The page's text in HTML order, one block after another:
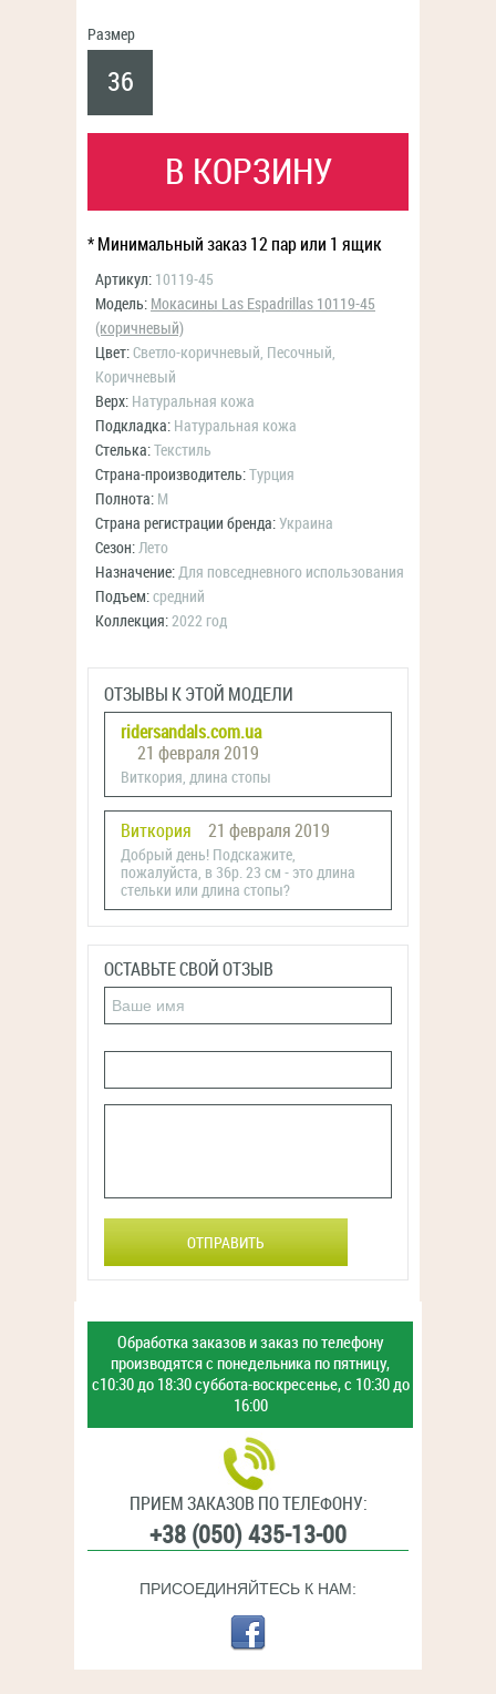
Размер
36
В КОРЗИНУ
* Минимальный заказ 12 пар или 1 ящик
Артикул: 10119-45
Модель: Мокасины Las Espadrillas 10119-45
(коричневый)
Цвет:Светло-коричневый, Песочный,
Коричневый
Верх: Натуральная кожа
Подкладка: Натуральная кожа
Стелька:Текстиль
Страна-производитель:Турция
Полнота: M
Страна регистрации бренда:Украина
Сезон:Лето
Назначение:Для повседневного использования
Подъем:средний
Коллекция:2022 год
ОТЗЫВЫ К ЭТОЙ МОДЕЛИ
ridersandals.com.ua
21 февраля 2019
Виткория, длина стопы
Виткория 21 февраля 2019
Добрый день! Подскажите,
пожалуйста, в 36р. 23 см - это длина
стельки или длина стопы?
ОСТАВЬТЕ СВОЙ ОТЗЫВ
ОТПРАВИТЬ
Обработка заказов и заказ по телефону
производятся с понедельника по пятницу,
с10:30 до 18:30суббота-воскресенье,с 10:30 до
16:00
ПРИЕМ ЗАКАЗОВ ПО ТЕЛЕФОНУ:
+38 (050) 435-13-00
ПРИСОЕДИНЯЙТЕСЬ К НАМ: